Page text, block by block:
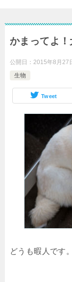
かまってよ
公開日： 2015年8月27
生物
Tweet
どうも暇人です。